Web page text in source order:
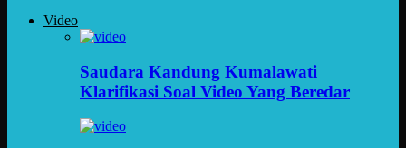
Video
Saudara Kandung Kumalawati
Klarifikasi Soal Video Yang Beredar